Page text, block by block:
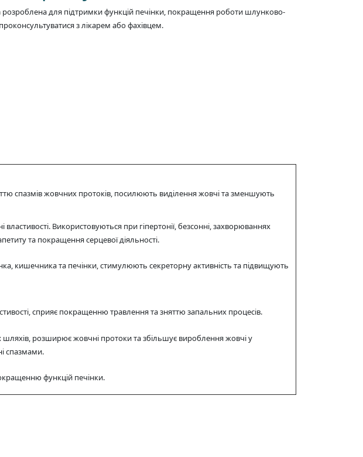
для підтримки функцій печінки, покращення роботи шлунково-
з лікарем або фахівцем.
спазмів жовчних протоків, посилюють виділення жовчі та зменшують
Використовуються при гіпертонії, безсонні, захворюваннях
та покращення серцевої діяльності.
кишечника та печінки, стимулюють секреторну активність та підвищують
сприяє покращенню травлення та зняттю запальних процесів.
розширює жовчні протоки та збільшує вироблення жовчі у
спазмами.
функцій печінки.